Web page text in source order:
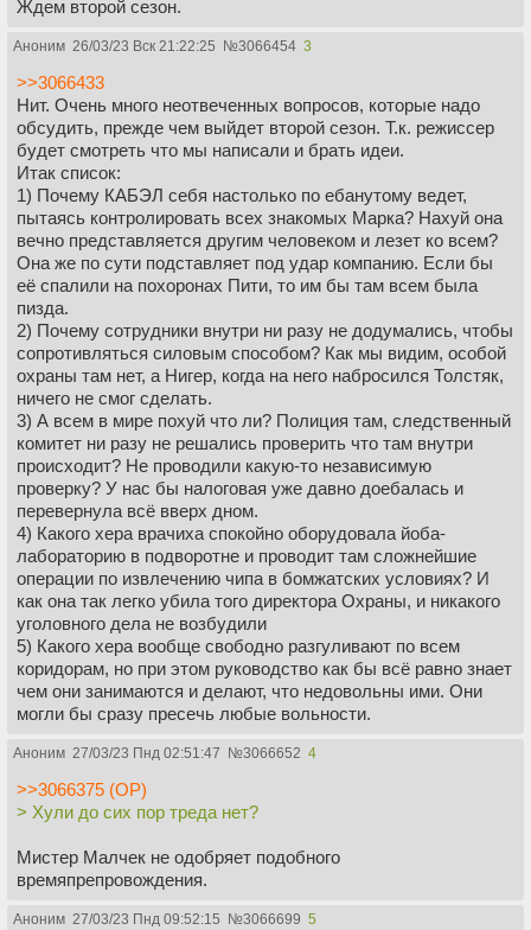
Ждем второй сезон.
Аноним 26/03/23 Вск 21:22:25 №3066454 3
>>3066433
Нит. Очень много неотвеченных вопросов, которые надо
обсудить, прежде чем выйдет второй сезон. Т.к. режиссер
будет смотреть что мы написали и брать идеи.
Итак список:
1) Почему КАБЭЛ себя настолько по ебанутому ведет,
пытаясь контролировать всех знакомых Марка? Нахуй она
вечно представляется другим человеком и лезет ко всем?
Она же по сути подставляет под удар компанию. Если бы
её спалили на похоронах Пити, то им бы там всем была
пизда.
2) Почему сотрудники внутри ни разу не додумались, чтобы
сопротивляться силовым способом? Как мы видим, особой
охраны там нет, а Нигер, когда на него набросился Толстяк,
ничего не смог сделать.
3) А всем в мире похуй что ли? Полиция там, следственный
комитет ни разу не решались проверить что там внутри
происходит? Не проводили какую-то независимую
проверку? У нас бы налоговая уже давно доебалась и
перевернула всё вверх дном.
4) Какого хера врачиха спокойно оборудовала йоба-
лабораторию в подворотне и проводит там сложнейшие
операции по извлечению чипа в бомжатских условиях? И
как она так легко убила того директора Охраны, и никакого
уголовного дела не возбудили
5) Какого хера вообще свободно разгуливают по всем
коридорам, но при этом руководство как бы всё равно знает
чем они занимаются и делают, что недовольны ими. Они
могли бы сразу пресечь любые вольности.
Аноним 27/03/23 Пнд 02:51:47 №3066652 4
>>3066375 (OP)
> Хули до сих пор треда нет?
Мистер Малчек не одобряет подобного
времяпрепровождения.
Аноним 27/03/23 Пнд 09:52:15 №3066699 5